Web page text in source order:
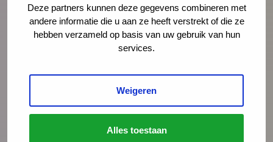
Deze partners kunnen deze gegevens combineren met
andere informatie die u aan ze heeft verstrekt of die ze
hebben verzameld op basis van uw gebruik van hun
services.
Weigeren
Alles toestaan
"*" geeft vereiste velden aan